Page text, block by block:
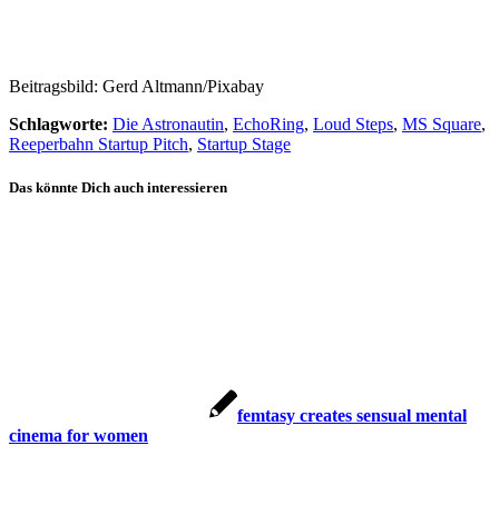
Beitragsbild: Gerd Altmann/Pixabay
Schlagworte: Die Astronautin, EchoRing, Loud Steps, MS Square,
Reeperbahn Startup Pitch, Startup Stage
Das könnte Dich auch interessieren
femtasy creates sensual mental
cinema for women